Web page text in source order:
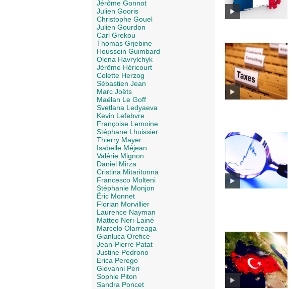
Jérôme Gonnot
Julien Gooris
Christophe Gouel
Julien Gourdon
Carl Grekou
Thomas Grjebine
Houssein Guimbard
Olena Havrylchyk
Jérôme Héricourt
Colette Herzog
Sébastien Jean
Marc Joëts
Maëlan Le Goff
Svetlana Ledyaeva
Kevin Lefebvre
Françoise Lemoine
Stéphane Lhuissier
Thierry Mayer
Isabelle Méjean
Valérie Mignon
Daniel Mirza
Cristina Mitaritonna
Francesco Molteni
Stéphanie Monjon
Éric Monnet
Florian Morvillier
Laurence Nayman
Matteo Neri-Lainé
Marcelo Olarreaga
Gianluca Orefice
Jean-Pierre Patat
Justine Pedrono
Erica Perego
Giovanni Peri
Sophie Piton
Sandra Poncet